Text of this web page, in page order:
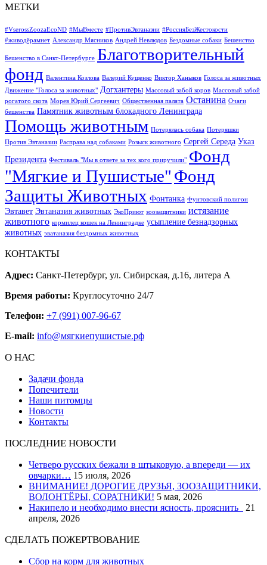
МЕТКИ
#VserossZoozaEcoND #МыВместе #ПротивЭвтаназии #РоссияБезЖестокости
#живодёрамнет Александр Мясников Андрей Невлюдов Бездомные собаки Бешенство
Бешенство в Санкт-Петербурге Благотворительный
фонд Валентина Козлова Валерий Кущенко Виктор Ханыков Голоса за животных
Движение "Голоса за животных" Догхантеры Массовый забой коров Массовый забой
рогатого скота Морев Юрий Сергеевич Общественная палата Останина Очаги
бешенства Памятник животным блокадного Ленинграда
Помощь животным Потерялась собака Потеряшки
Против Эвтаназии Расправа над собаками Розыск животного Сергей Середа Указ
Президента Фестиваль "Мы в ответе за тех кого приручили" Фонд
"Мягкие и Пушистые" Фонд
Защиты Животных Фонтанка Фунтовский полигон
Эвтавет Эвтаназия животных ЭкоПриют зоозащитники истязание
животного кормилец кошек на Ленинградке усыпление безнадзорных
животных эватаназия бездомных животных
КОНТАКТЫ
Адрес: Санкт-Петербург, ул. Сибирская, д.16, литера А
Время работы: Круглосуточно 24/7
Телефон: +7 (991) 007-96-67
E-mail: info@мягкиепушистые.рф
О НАС
Задачи фонда
Попечители
Наши питомцы
Новости
Контакты
ПОСЛЕДНИЕ НОВОСТИ
Четверо русских бежали в штыковую, а впереди — их
овчарки… 15 июля, 2026
ВНИМАНИЕ! ДОРОГИЕ ДРУЗЬЯ, ЗООЗАЩИТНИКИ,
ВОЛОНТЁРЫ, СОРАТНИКИ! 5 мая, 2026
Накипело и необходимо внести ясность, прояснить
21
апреля, 2026
СДЕЛАТЬ ПОЖЕРТВОВАНИЕ
Сбор на корм для животных